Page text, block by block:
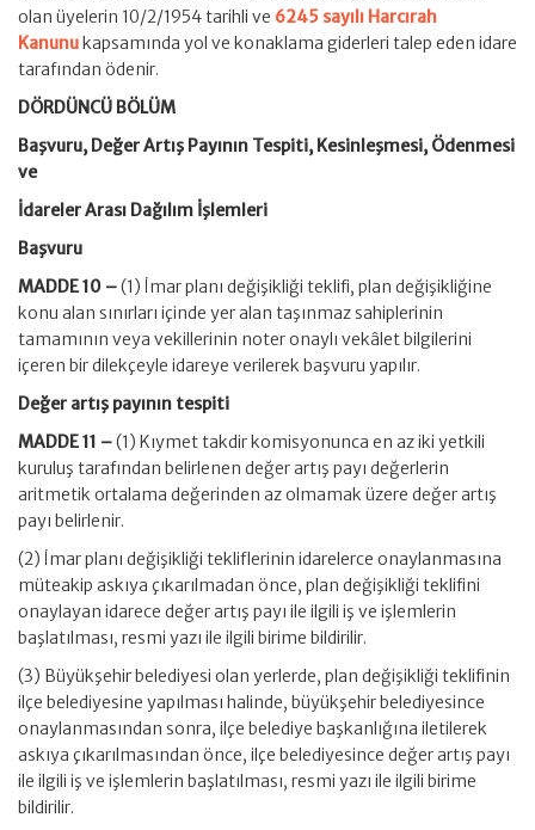
olan üyelerin 10/2/1954 tarihli ve 6245 sayılı Harcırah
Kanunukapsamında yol ve konaklama giderleri talep eden idare
tarafından ödenir.
DÖRDÜNCÜ BÖLÜM
Başvuru, Değer Artış Payının Tespiti, Kesinleşmesi, Ödenmesi
ve
İdareler Arası Dağılım İşlemleri
Başvuru
MADDE 10 –(1) İmar planı değişikliği teklifi, plan değişikliğine
konu alan sınırları içinde yer alan taşınmaz sahiplerinin
tamamının veya vekillerinin noter onaylı vekâlet bilgilerini
içeren bir dilekçeyle idareye verilerek başvuru yapılır.
Değer artış payının tespiti
MADDE 11 –(1) Kıymet takdir komisyonunca en az iki yetkili
kuruluş tarafından belirlenen değer artış payı değerlerin
aritmetik ortalama değerinden az olmamak üzere değer artış
payı belirlenir.
(2) İmar planı değişikliği tekliflerinin idarelerce onaylanmasına
müteakip askıya çıkarılmadan önce, plan değişikliği teklifini
onaylayan idarece değer artış payı ile ilgili iş ve işlemlerin
başlatılması, resmi yazı ile ilgili birime bildirilir.
(3) Büyükşehir belediyesi olan yerlerde, plan değişikliği teklifinin
ilçe belediyesine yapılması halinde, büyükşehir belediyesince
onaylanmasından sonra, ilçe belediye başkanlığına iletilerek
askıya çıkarılmasından önce, ilçe belediyesince değer artış payı
ile ilgili iş ve işlemlerin başlatılması, resmi yazı ile ilgili birime
bildirilir.